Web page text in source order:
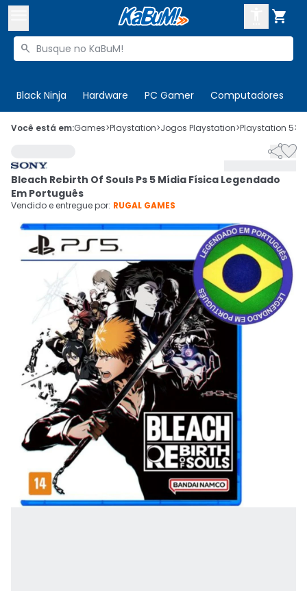

Buscar produtos

Black Ninja Hardware PC Gamer Computadores
 Olá. Acesse sua conta
Cupons
Ativar tradutor em libras
CADASTRE-SE
Você está em:Games>Playstation>Jogos Playstation>Playstation 5>

Bleach Rebirth Of Souls Ps 5 Mídia Física Legendado
Em Português
Vendido e entregue por: RUGAL GAMES